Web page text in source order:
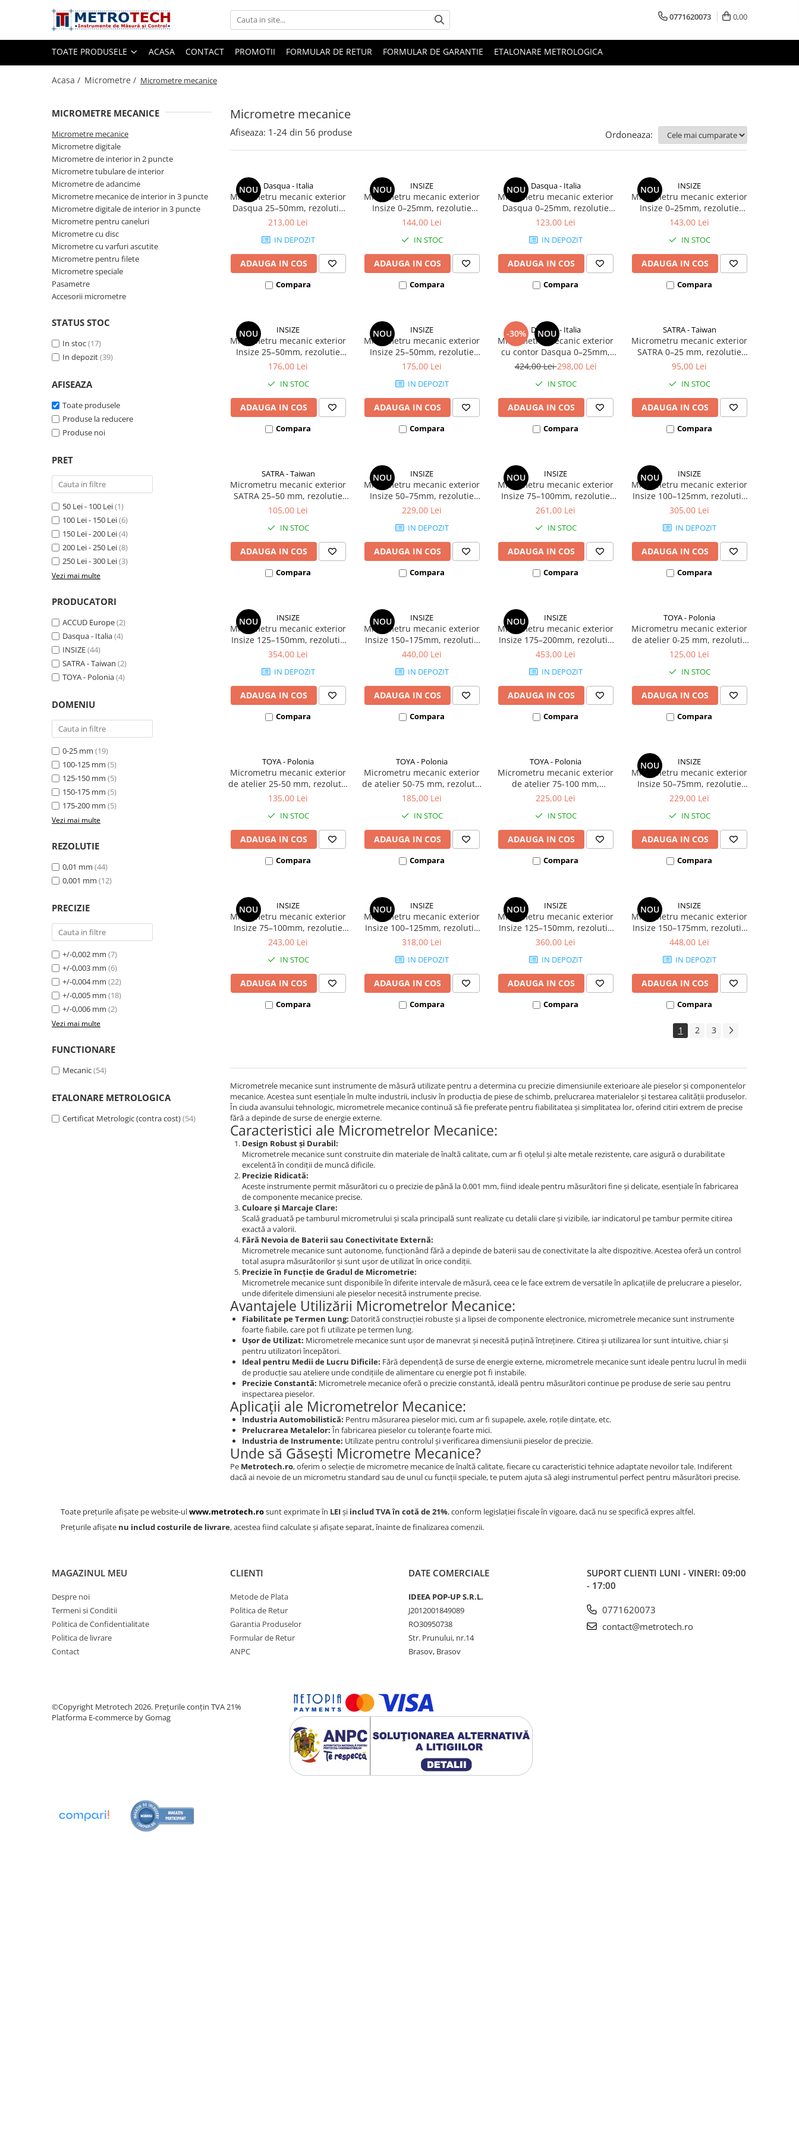
Toate Produsele
Sublere
Sublere digitale
Sublere mecanice
Sublere digitale de adancime
Sublere mecanice de adancime
Sublere cu cadran
Sublere speciale digitale
Sublere speciale mecanice
Sublere digitale de inaltime
Sublere mecanice de inaltime
Rigle digitale
Accesorii sublere
Transfer date sublere
Micrometre mecanice
Micrometre de interior in 2 puncte
Micrometre tubulare de interior
Micrometre de adancime
in 3 puncte
Micrometre digitale de interior in
Micrometre pentru caneluri
Micrometre cu disc
Micrometre cu varfuri ascutite
Micrometre pentru filete
Micrometre speciale
Ceasuri comparatoare
Ceasuri comparatoare digitale
Ceasuri comparatoare mecanice
Truse de alezaj cu ceas
comparator
Ceasuri comparatoare digitale de
Ceasuri comparatoare mecanice
Ceasuri comparatoare cu levier
Accesorii pentru ceasuri
Termometre si higrometre
Multimetre digitale
Telemetre laser
Umidometre
Tahometre
Detectoare de gaze
Durometre, rugozimetre,
Cronometru si numaratoare
Cantare si dinamometre industriale
Cantare cu carlig
Cantare de banc
Cantare cu platforma
Dinamometre
Nivele digitale
Instrumente de centrare si marcare
0771620073 0,00
TOATE PRODUSELE ACASA CONTACT PROMOTII FORMULAR DE RETUR FORMULAR DE GARANTIE ETALONARE METROLOGICA
Acasa / Micrometre / Micrometre mecanice
Micrometre mecanice
MICROMETRE MECANICE
Micrometre mecanice
Micrometre digitale
Micrometre de interior in 2 puncte
Micrometre tubulare de interior
Micrometre de adancime
Micrometre mecanice de interior in 3 puncte
Micrometre digitale de interior in 3 puncte
Micrometre pentru caneluri
Micrometre cu disc
Micrometre cu varfuri ascutite
Micrometre pentru filete
Micrometre speciale
Pasametre
Accesorii micrometre
STATUS STOC
In stoc(17)
In depozit(39)
AFISEAZA
Toate produsele
Produse la reducere
Produse noi
PRET
50 Lei - 100 Lei(1)
100 Lei - 150 Lei(6)
150 Lei - 200 Lei(4)
200 Lei - 250 Lei(8)
250 Lei - 300 Lei(3)
Vezi mai multe
PRODUCATORI
ACCUD Europe(2)
Dasqua - Italia(4)
INSIZE(44)
SATRA - Taiwan (2)
TOYA - Polonia(4)
DOMENIU
0-25 mm (19)
100-125 mm (5)
125-150 mm (5)
150-175 mm (5)
175-200 mm (5)
Vezi mai multe
REZOLUTIE
0,01 mm (44)
0,001 mm (12)
PRECIZIE
+/-0,002 mm (7)
+/-0,003 mm (6)
+/-0,004 mm (22)
+/-0,005 mm (18)
+/-0,006 mm (2)
Vezi mai multe
FUNCTIONARE
Mecanic(54)
ETALONARE METROLOGICA
Certificat Metrologic (contra cost)(54)
Afiseaza: 1-24 din 56 produse Ordoneaza:
NOU Dasqua - Italia
Micrometru mecanic exterior
Dasqua 25–50mm, rezolutie
0,001mm, precizie
213,00 Lei
IN DEPOZIT
ADAUGA IN COS
Compara
NOU INSIZE
Micrometru mecanic exterior
Insize 0–25mm, rezolutie
0,01mm, precizie +/-2µm, cu
144,00 Lei
IN STOC
ADAUGA IN COS
Compara
NOU Dasqua - Italia
Micrometru mecanic exterior
Dasqua 0–25mm, rezolutie
0,01mm, precizie +/-0,004mm,
123,00 Lei
IN DEPOZIT
ADAUGA IN COS
Compara
NOU INSIZE
Micrometru mecanic exterior
Insize 0–25mm, rezolutie
0,01mm, precizie +/-4µm,
143,00 Lei
IN STOC
ADAUGA IN COS
Compara
NOU INSIZE
Micrometru mecanic exterior
Insize 25–50mm, rezolutie
0,01mm, precizie +/-2µm, cu
176,00 Lei
IN STOC
ADAUGA IN COS
Compara
NOU INSIZE
Micrometru mecanic exterior
Insize 25–50mm, rezolutie
0,01mm, precizie +/-4µm,
175,00 Lei
IN DEPOZIT
ADAUGA IN COS
Compara
-30% NOU
Dasqua - Italia
Micrometru mecanic exterior
cu contor Dasqua 0–25mm,
rezolutie 0,01mm, precizie
424,00 Lei298,00 Lei
IN STOC
ADAUGA IN COS
Compara
SATRA - Taiwan
Micrometru mecanic exterior
SATRA 0–25 mm, rezolutie
0,01 mm, suprafete din
95,00 Lei
IN STOC
ADAUGA IN COS
Compara
SATRA - Taiwan
Micrometru mecanic exterior
SATRA 25–50 mm, rezolutie
0,01 mm, suprafete din
105,00 Lei
IN STOC
ADAUGA IN COS
Compara
NOU INSIZE
Micrometru mecanic exterior
Insize 50–75mm, rezolutie
0,01mm, precizie +/-5µm,
229,00 Lei
IN DEPOZIT
ADAUGA IN COS
Compara
NOU INSIZE
Micrometru mecanic exterior
Insize 75–100mm, rezolutie
0,01mm, precizie +/-5µm,
261,00 Lei
IN STOC
ADAUGA IN COS
Compara
NOU INSIZE
Micrometru mecanic exterior
Insize 100–125mm, rezolutie
0,01mm, precizie +/-6µm,
305,00 Lei
IN DEPOZIT
ADAUGA IN COS
Compara
NOU INSIZE
Micrometru mecanic exterior
Insize 125–150mm, rezolutie
0,01mm, precizie +/-6µm,
354,00 Lei
IN DEPOZIT
ADAUGA IN COS
Compara
NOU INSIZE
Micrometru mecanic exterior
Insize 150–175mm, rezolutie
0,01mm, precizie +/-7µm,
440,00 Lei
IN DEPOZIT
ADAUGA IN COS
Compara
NOU INSIZE
Micrometru mecanic exterior
Insize 175–200mm, rezolutie
0,01mm, precizie +/-7µm,
453,00 Lei
IN DEPOZIT
ADAUGA IN COS
Compara
TOYA - Polonia
Micrometru mecanic exterior
de atelier 0-25 mm, rezolutie
0.01 mm
125,00 Lei
IN STOC
ADAUGA IN COS
Compara
TOYA - Polonia
Micrometru mecanic exterior
de atelier 25-50 mm, rezolutie
0.01 mm
135,00 Lei
IN STOC
ADAUGA IN COS
Compara
TOYA - Polonia
Micrometru mecanic exterior
de atelier 50-75 mm, rezolutie
0.01 mm
185,00 Lei
IN STOC
ADAUGA IN COS
Compara
TOYA - Polonia
Micrometru mecanic exterior
de atelier 75-100 mm,
rezolutie 0.01 mm
225,00 Lei
IN STOC
ADAUGA IN COS
Compara
NOU INSIZE
Micrometru mecanic exterior
Insize 50–75mm, rezolutie
0,01mm, precizie +/-2µm, cu
229,00 Lei
IN STOC
ADAUGA IN COS
Compara
NOU INSIZE
Micrometru mecanic exterior
Insize 75–100mm, rezolutie
0,01mm, precizie +/-3µm, cu
243,00 Lei
IN STOC
ADAUGA IN COS
Compara
NOU INSIZE
Micrometru mecanic exterior
Insize 100–125mm, rezolutie
0,01mm, precizie +/-3µm, cu
318,00 Lei
IN DEPOZIT
ADAUGA IN COS
Compara
NOU INSIZE
Micrometru mecanic exterior
Insize 125–150mm, rezolutie
0,01mm, precizie +/-3µm, cu
360,00 Lei
IN DEPOZIT
ADAUGA IN COS
Compara
NOU INSIZE
Micrometru mecanic exterior
Insize 150–175mm, rezolutie
0,01mm, precizie +/-4µm, cu
448,00 Lei
IN DEPOZIT
ADAUGA IN COS
Compara
1 2 3
Micrometrele mecanice sunt instrumente de măsură utilizate pentru a determina cu precizie dimensiunile exterioare ale pieselor și componentelor
mecanice. Acestea sunt esențiale în multe industrii, inclusiv în producția de piese de schimb, prelucrarea materialelor și testarea calității produselor.
În ciuda avansului tehnologic, micrometrele mecanice continuă să fie preferate pentru fiabilitatea și simplitatea lor, oferind citiri extrem de precise
fără a depinde de surse de energie externe.
Caracteristici ale Micrometrelor Mecanice:
Design Robust și Durabil:
Micrometrele mecanice sunt construite din materiale de înaltă calitate, cum ar fi oțelul și alte metale rezistente, care asigură o durabilitate
excelentă în condiții de muncă dificile.
Precizie Ridicată:
Aceste instrumente permit măsurători cu o precizie de până la 0.001 mm, fiind ideale pentru măsurători fine și delicate, esențiale în fabricarea
de componente mecanice precise.
Culoare și Marcaje Clare:
Scală graduată pe tamburul micrometrului și scala principală sunt realizate cu detalii clare și vizibile, iar indicatorul pe tambur permite citirea
exactă a valorii.
Fără Nevoia de Baterii sau Conectivitate Externă:
Micrometrele mecanice sunt autonome, funcționând fără a depinde de baterii sau de conectivitate la alte dispozitive. Acestea oferă un control
total asupra măsurătorilor și sunt ușor de utilizat în orice condiții.
Precizie în Funcție de Gradul de Micrometrie:
Micrometrele mecanice sunt disponibile în diferite intervale de măsură, ceea ce le face extrem de versatile în aplicațiile de prelucrare a pieselor,
unde diferitele dimensiuni ale pieselor necesită instrumente precise.
Avantajele Utilizării Micrometrelor Mecanice:
Fiabilitate pe Termen Lung: Datorită construcției robuste și a lipsei de componente electronice, micrometrele mecanice sunt instrumente
foarte fiabile, care pot fi utilizate pe termen lung.
Ușor de Utilizat: Micrometrele mecanice sunt ușor de manevrat și necesită puțină întreținere. Citirea și utilizarea lor sunt intuitive, chiar și
pentru utilizatori începători.
Ideal pentru Medii de Lucru Dificile: Fără dependență de surse de energie externe, micrometrele mecanice sunt ideale pentru lucrul în medii
de producție sau ateliere unde condițiile de alimentare cu energie pot fi instabile.
Precizie Constantă: Micrometrele mecanice oferă o precizie constantă, ideală pentru măsurători continue pe produse de serie sau pentru
inspectarea pieselor.
Aplicații ale Micrometrelor Mecanice:
Industria Automobilistică: Pentru măsurarea pieselor mici, cum ar fi supapele, axele, roțile dințate, etc.
Prelucrarea Metalelor: În fabricarea pieselor cu toleranțe foarte mici.
Industria de Instrumente: Utilizate pentru controlul și verificarea dimensiunii pieselor de precizie.
Unde să Găsești Micrometre Mecanice?
Pe Metrotech.ro, oferim o selecție de micrometre mecanice de înaltă calitate, fiecare cu caracteristici tehnice adaptate nevoilor tale. Indiferent
dacă ai nevoie de un micrometru standard sau de unul cu funcții speciale, te putem ajuta să alegi instrumentul perfect pentru măsurători precise.
Toate prețurile afișate pe website-ulwww.metrotech.rosunt exprimate în LEIși includ TVA în cotă de 21%, conform legislației fiscale în vigoare, dacă nu se specifică expres altfel.
Prețurile afișate nu includ costurile de livrare, acestea fiind calculate și afișate separat, înainte de finalizarea comenzii.
MAGAZINUL MEU
Despre noi
Termeni si Conditii
Politica de Confidentialitate
Politica de livrare
Contact
CLIENTI
Metode de Plata
Politica de Retur
Garantia Produselor
Formular de Retur
ANPC
DATE COMERCIALE
IDEEA POP-UP S.R.L.
J2012001849089
RO30950738
Str. Prunului, nr.14
Brasov, Brasov
SUPORT CLIENTI LUNI - VINERI: 09:00
- 17:00
0771620073
contact@metrotech.ro
©Copyright Metrotech 2026. Prețurile conțin TVA 21%
Platforma E-commerce by Gomag